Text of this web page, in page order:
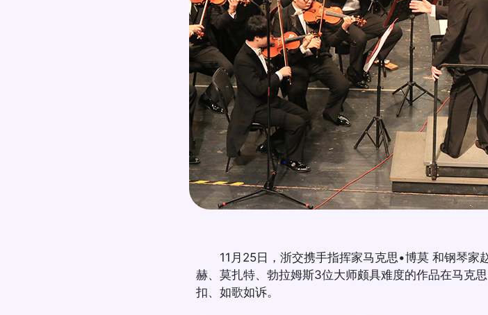
11月25日，浙交携手指挥家马克思•博莫 和钢琴家
赫、莫扎特、勃拉姆斯3位大师颇具难度的作品在马克
扣、如歌如诉。